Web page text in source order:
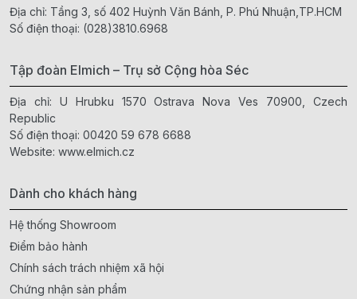
Địa chỉ: Tầng 3, số 402 Huỳnh Văn Bánh, P. Phú Nhuận,TP.HCM
Số điện thoại: (028)3810.6968
Tập đoàn Elmich – Trụ sở Cộng hòa Séc
Địa chỉ: U Hrubku 1570 Ostrava Nova Ves 70900, Czech
Republic
Số điện thoại: 00420 59 678 6688
Website: www.elmich.cz
Dành cho khách hàng
Hệ thống Showroom
Điểm bảo hành
Chính sách trách nhiệm xã hội
Chứng nhận sản phẩm